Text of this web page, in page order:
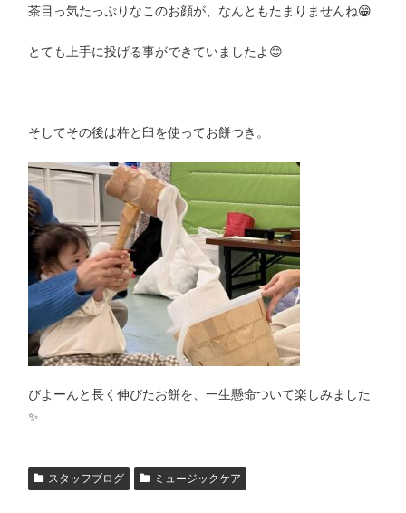
茶目っ気たっぷりなこのお顔が、なんともたまりませんね😁
とても上手に投げる事ができていましたよ😊
そしてその後は杵と臼を使ってお餅つき。
びよーんと長く伸びたお餅を、一生懸命ついて楽しみました
✨
スタッフブログ ミュージックケア